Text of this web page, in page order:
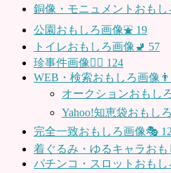
銅像・モニュメントおもし
公園おもしろ画像⛲️ 19
トイレおもしろ画像🚽 57
珍事件画像👮‍♂️ 124
WEB・検索おもしろ画像
オークションおもし
Yahoo!知恵袋おもし
完全一致おもしろ画像🎭
着ぐるみ・ゆるキャラおも
パチンコ・スロットおもし